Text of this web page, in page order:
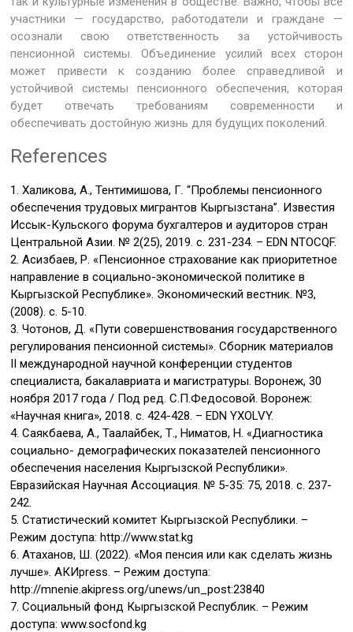
участники — государство, работодатели и граждане —
осознали свою ответственность за устойчивость
пенсионной системы. Объединение усилий всех сторон
может привести к созданию более справедливой и
устойчивой системы пенсионного обеспечения, которая
будет отвечать требованиям современности и
обеспечивать достойную жизнь для будущих поколений.
References
1. Халикова, А., Тентимишова, Г. “Проблемы пенсионного
обеспечения трудовых мигрантов Кыргызстана”. Известия
Иссык-Кульского форума бухгалтеров и аудиторов стран
Центральной Азии. № 2(25), 2019. с. 231-234. – EDN NTOCQF.
2. Асизбаев, Р. «Пенсионное страхование как приоритетное
направление в социально-экономической политике в
Кыргызской Республике». Экономический вестник. №3,
(2008). с. 5-10.
3. Чотонов, Д. «Пути совершенствования государственного
регулирования пенсионной системы». Сборник материалов
II международной научной конференции студентов
специалиста, бакалавриата и магистратуры. Воронеж, 30
ноября 2017 года / Под ред. С.П.Федосовой. Воронеж:
«Научная книга», 2018. с. 424-428. – EDN YXOLVY.
4. Саякбаева, А., Таалайбек, Т., Ниматов, Н. «Диагностика
социально- демографических показателей пенсионного
обеспечения населения Кыргызской Республики».
Евразийская Научная Ассоциация. № 5-35: 75, 2018. с. 237-
242.
5. Статистический комитет Кыргызской Республики. –
Режим доступа: http://www.stat.kg
6. Атаханов, Ш. (2022). «Моя пенсия или как сделать жизнь
лучше». АКИpress. – Режим доступа:
http://mnenie.akipress.org/unews/un_post:23840
7. Социальный фонд Кыргызской Республик. – Режим
доступа: www.soсfond.kg